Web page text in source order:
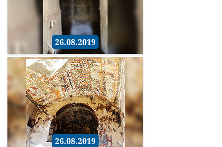
26.08.2019
26.08.2019